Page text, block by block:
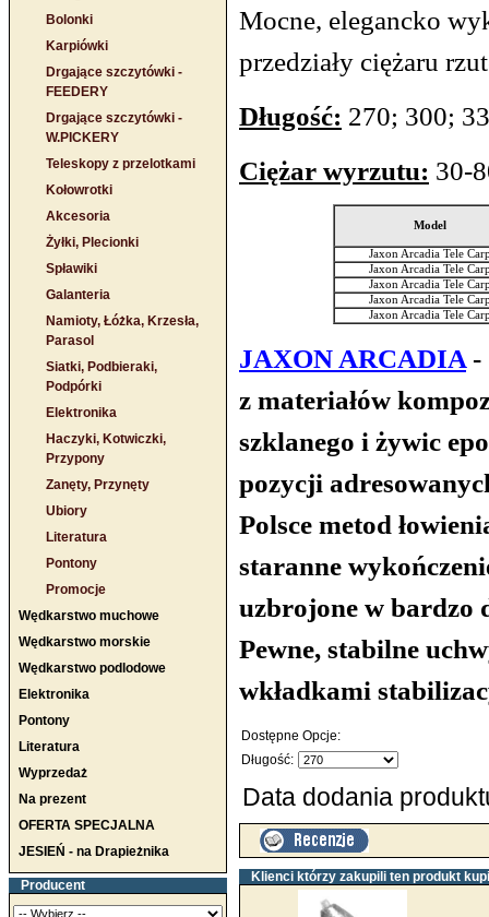
Bolonki
Karpiówki
Drgające szczytówki -
FEEDERY
Drgające szczytówki -
W.PICKERY
Teleskopy z przelotkami
Kołowrotki
Akcesoria
Żyłki, Plecionki
Spławiki
Galanteria
Namioty, Łóżka, Krzesła,
Parasol
Siatki, Podbieraki,
Podpórki
Elektronika
Haczyki, Kotwiczki,
Przypony
Zanęty, Przynęty
Ubiory
Literatura
Pontony
Promocje
Wędkarstwo muchowe
Wędkarstwo morskie
Wędkarstwo podlodowe
Elektronika
Pontony
Literatura
Wyprzedaż
Na prezent
OFERTA SPECJALNA
JESIEŃ - na Drapieżnika
Producent
Mocne, elegancko
przedziały ciężaru
Długość: 270; 300;
Ciężar wyrzutu: 30-
Model
Jaxon Arcadia Tele
Jaxon Arcadia Tele
Jaxon Arcadia Tele
Jaxon Arcadia Tele
Jaxon Arcadia Tele
JAXON ARCADIA -
z materiałów
szklanego i żywic
pozycji
Polsce metod
staranne
uzbrojone w
Pewne, stabilne
wkładkami
Dostępne Opcje:
Długość:
Data dodania
Klienci którzy zakupili ten produkt